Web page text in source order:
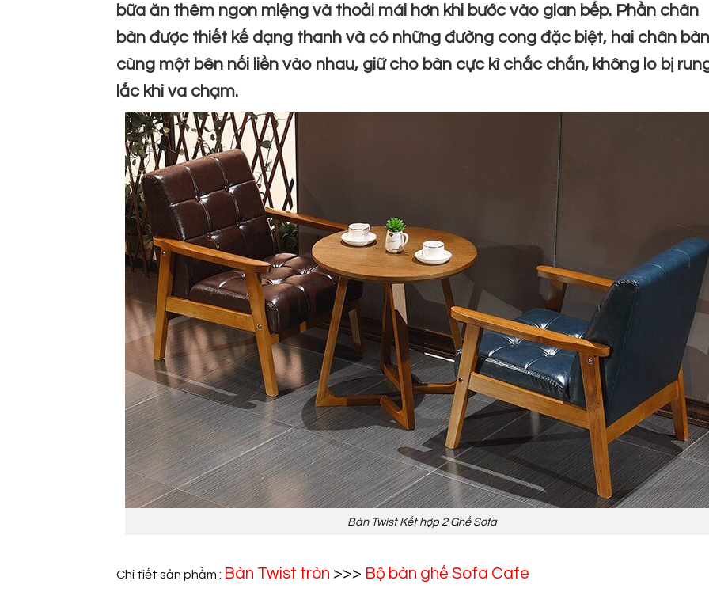
bữa ăn thêm ngon miệng và thoải mái hơn khi bước vào gian bếp. Phần chân
bàn được thiết kế dạng thanh và có những đường cong đặc biệt, hai chân bàn
cùng một bên nối liền vào nhau, giữ cho bàn cực kì chắc chắn, không lo bị
lắc khi va chạm.
Bàn Twist Kết hợp 2 Ghế Sofa
Chi tiết sản phẩm : Bàn Twist tròn >>> Bộ bàn ghế Sofa Cafe